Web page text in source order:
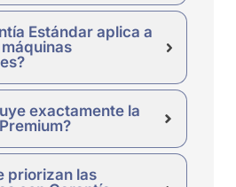
Estándar aplica a
exactamente la
priorizan las